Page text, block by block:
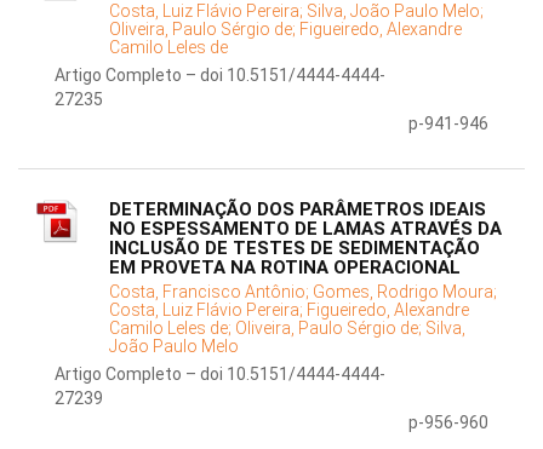
Costa, Luiz Flávio Pereira; Silva, João Paulo Melo;
Oliveira, Paulo Sérgio de; Figueiredo, Alexandre
Camilo Leles de
Artigo Completo – doi 10.5151/4444-4444-
27235
p-941-946
DETERMINAÇÃO DOS PARÂMETROS IDEAIS
NO ESPESSAMENTO DE LAMAS ATRAVÉS DA
INCLUSÃO DE TESTES DE SEDIMENTAÇÃO
EM PROVETA NA ROTINA OPERACIONAL
Costa, Francisco Antônio; Gomes, Rodrigo Moura;
Costa, Luiz Flávio Pereira; Figueiredo, Alexandre
Camilo Leles de; Oliveira, Paulo Sérgio de; Silva,
João Paulo Melo
Artigo Completo – doi 10.5151/4444-4444-
27239
p-956-960